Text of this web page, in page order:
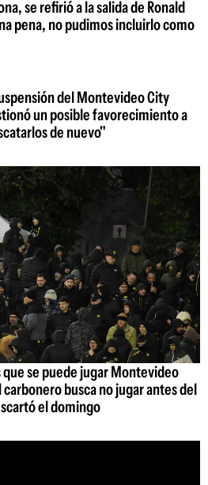
se refirió a la salida de Ronald
pena, no pudimos incluirlo como
del Montevideo City
un posible favorecimiento a
de nuevo"
que se puede jugar Montevideo
busca no jugar antes del
el domingo